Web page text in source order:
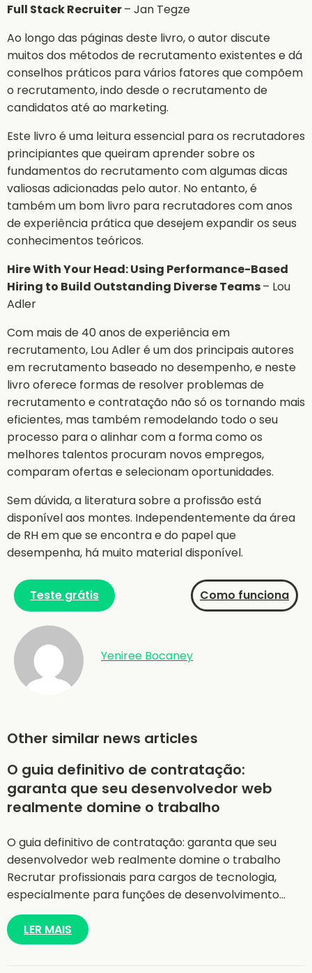
Full Stack Recruiter– Jan Tegze
Ao longo das páginas deste livro, o autor discute
muitos dos métodos de recrutamento existentes e dá
conselhos práticos para vários fatores que compõem
o recrutamento, indo desde o recrutamento de
candidatos até ao marketing.
Este livro é uma leitura essencial para os recrutadores
principiantes que queiram aprender sobre os
fundamentos do recrutamento com algumas dicas
valiosas adicionadas pelo autor. No entanto, é
também um bom livro para recrutadores com anos
de experiência prática que desejem expandir os seus
conhecimentos teóricos.
Hire With Your Head: Using Performance-Based
Hiring to Build Outstanding Diverse Teams– Lou
Adler
Com mais de 40 anos de experiência em
recrutamento, Lou Adler é um dos principais autores
em recrutamento baseado no desempenho, e neste
livro oferece formas de resolver problemas de
recrutamento e contratação não só os tornando mais
eficientes, mas também remodelando todo o seu
processo para o alinhar com a forma como os
melhores talentos procuram novos empregos,
comparam ofertas e selecionam oportunidades.
Sem dúvida, a literatura sobre a profissão está
disponível aos montes. Independentemente da área
de RH em que se encontra e do papel que
desempenha, há muito material disponível.
Teste grátis Como funciona
Yeniree Bocaney
Other similar news articles
O guia definitivo de contratação:
garanta que seu desenvolvedor web
realmente domine o trabalho
O guia definitivo de contratação: garanta que seu
desenvolvedor web realmente domine o trabalho
Recrutar profissionais para cargos de tecnologia,
especialmente para funções de desenvolvimento…
LER MAIS